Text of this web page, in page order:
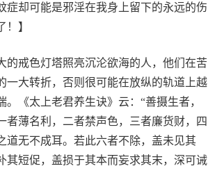
却可能是邪淫在我身上留下的永远的伤
】
的戒色灯塔照亮沉沦欲海的人，他们在苦
一大转折，否则很可能在放纵的轨道上越
《太上老君养生诀》云：“善摄生者，
薄名利，二者禁声色，三者廉货财，四
道无不成耳。若此六者不除，盖未见其
其短促，盖损于其本而妄求其末，深可诫